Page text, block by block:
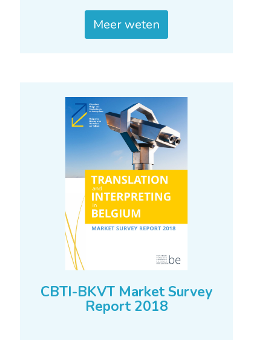
Meer weten
CBTI-BKVT Market Survey
Report 2018